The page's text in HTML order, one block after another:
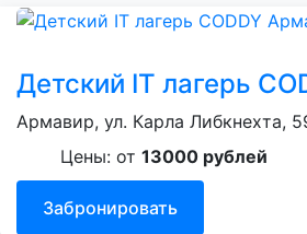
Детский IT лагерь
Армавир, ул. Карла Либкнехта,
Цены: от 13000 рублей
Забронировать